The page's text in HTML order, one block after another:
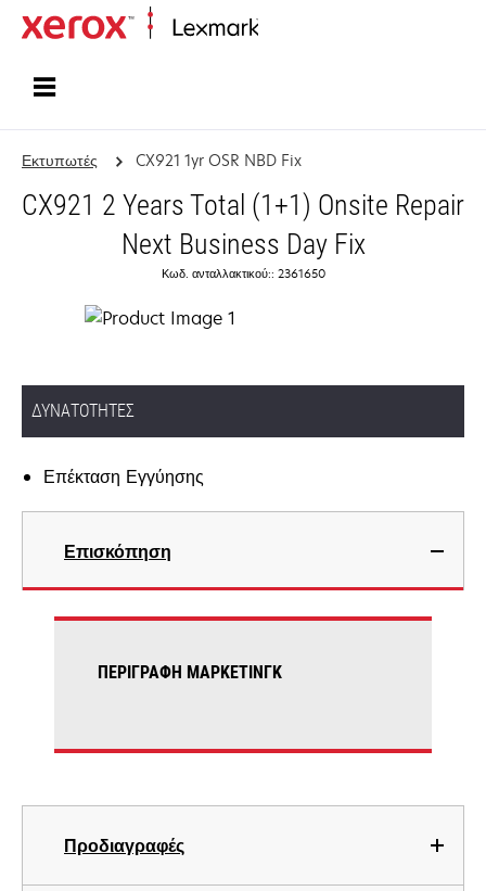
Εκτυπωτές CX921 1yr OSR NBD Fix
CX921 2 Years Total (1+1) Onsite Repair
Next Business Day Fix
Κωδ. ανταλλακτικού:: 2361650
ΔΥΝΑΤΌΤΗΤΕΣ
Επέκταση Εγγύησης
Επισκόπηση
Προδιαγραφές
ΠΕΡΙΓΡΑΦΉ ΜΆΡΚΕΤΙΝΓΚ